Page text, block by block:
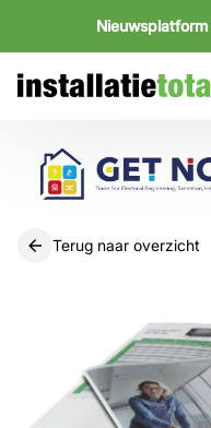
Nieuwsplatform
Terug naar overzicht